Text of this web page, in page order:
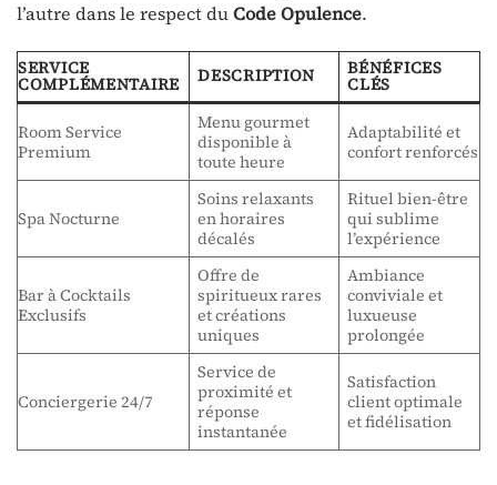
l’autre dans le respect duCode Opulence.
SERVICE
COMPLÉMENTAIRE DESCRIPTION BÉNÉFICES
CLÉS
Room Service
Premium
Menu gourmet
disponible à
toute heure
Adaptabilité et
confort renforcés
Spa Nocturne
Soins relaxants
en horaires
décalés
Rituel bien-être
qui sublime
l’expérience
Bar à Cocktails
Exclusifs
Offre de
spiritueux rares
et créations
uniques
Ambiance
conviviale et
luxueuse
prolongée
Conciergerie 24/7
Service de
proximité et
réponse
instantanée
Satisfaction
client optimale
et fidélisation